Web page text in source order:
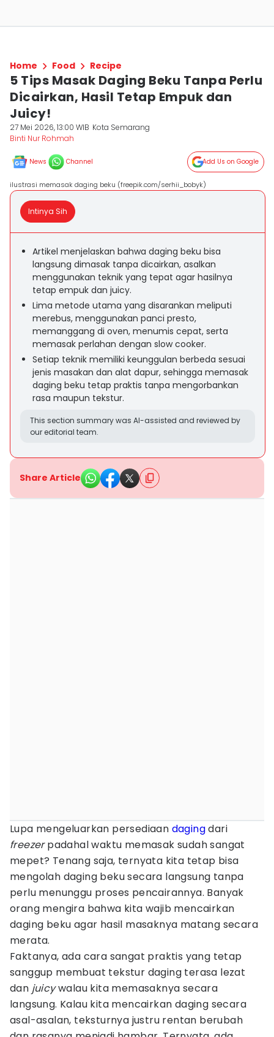
Home Food Recipe
5 Tips Masak Daging Beku Tanpa Perlu
Dicairkan, Hasil Tetap Empuk dan
Juicy!
27 Mei 2026, 13:00 WIB Kota Semarang
Binti Nur Rohmah
News Channel Add Us on Google
ilustrasi memasak daging beku (freepik.com/serhii_bobyk)
Intinya Sih
Artikel menjelaskan bahwa daging beku bisa
langsung dimasak tanpa dicairkan, asalkan
menggunakan teknik yang tepat agar hasilnya
tetap empuk dan juicy.
Lima metode utama yang disarankan meliputi
merebus, menggunakan panci presto,
memanggang di oven, menumis cepat, serta
memasak perlahan dengan slow cooker.
Setiap teknik memiliki keunggulan berbeda sesuai
jenis masakan dan alat dapur, sehingga memasak
daging beku tetap praktis tanpa mengorbankan
rasa maupun tekstur.
This section summary was AI-assisted and reviewed by
our editorial team.
Share Article
Lupa mengeluarkan persediaan dagingdari
freezerpadahal waktu memasak sudah sangat
mepet? Tenang saja, ternyata kita tetap bisa
mengolah daging beku secara langsung tanpa
perlu menunggu proses pencairannya. Banyak
orang mengira bahwa kita wajib mencairkan
daging beku agar hasil masaknya matang secara
merata.
Faktanya, ada cara sangat praktis yang tetap
sanggup membuat tekstur daging terasa lezat
dan juicywalau kita memasaknya secara
langsung. Kalau kita mencairkan daging secara
asal-asalan, teksturnya justru rentan berubah